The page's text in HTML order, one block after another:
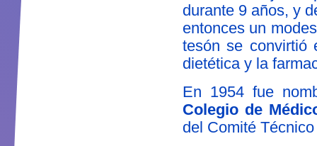
durante 9 años, y
entonces un
tesón se convirtió
dietética y la
En 1954 fue
Colegio de
del Comité